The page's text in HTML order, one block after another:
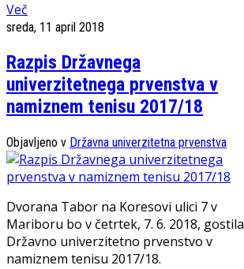
Več
sreda, 11 april 2018
Razpis Državnega
univerzitetnega prvenstva v
namiznem tenisu 2017/18
Objavljeno v Državna univerzitetna prvenstva
Dvorana Tabor na Koresovi ulici 7 v
Mariboru bo v četrtek, 7. 6. 2018, gostila
Državno univerzitetno prvenstvo v
namiznem tenisu 2017/18.